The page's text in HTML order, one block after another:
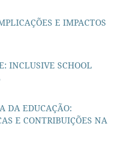
E IMPACTOS
INCLUSIVE SCHOOL
DA EDUCAÇÃO:
E CONTRIBUIÇÕES NA